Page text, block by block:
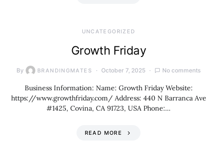
UNCATEGORIZED
Growth Friday
By BRANDINGMATES October 7, 2025 No comments
Business Information: Name: Growth Friday Website:
https://www.growthfriday.com/ Address: 440 N Barranca Ave
#1425, Covina, CA 91723, USA Phone:…
READ MORE